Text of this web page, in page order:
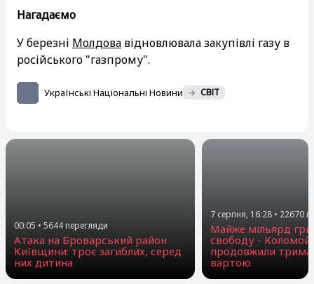
Нагадаємо
У березні Молдова відновлювала закупівлі газу в
російського "газпрому".
Українські Національні Новини СВІТ
00:05 • 5644 перегляди
Атака на Броварський район
Київщини: троє загиблих, серед
них дитина
7 серпня, 16:28 • 22670
Майже мільярд
свободу -
продовжили
вартою